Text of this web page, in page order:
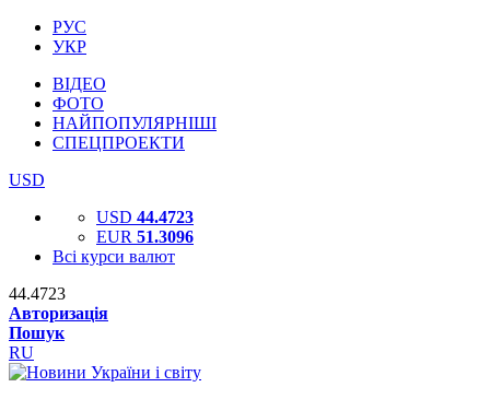
РУС
УКР
ВІДЕО
ФОТО
НАЙПОПУЛЯРНІШІ
СПЕЦПРОЕКТИ
USD
USD 44.4723
EUR 51.3096
Всі курси валют
44.4723
Авторизація
Пошук
RU